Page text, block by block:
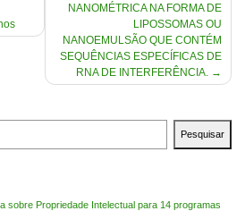
NANOMÉTRICA NA FORMA DE
LIPOSSOMAS OU
NANOEMULSÃO QUE CONTÉM
SEQUÊNCIAS ESPECÍFICAS DE
RNA DE INTERFERÊNCIA.
Pesquisar
sobre Propriedade Intelectual para 14 programas